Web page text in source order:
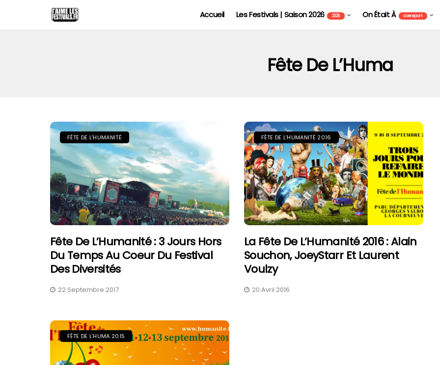
Accueil Les Festivals | Saison 2026 2026 On Était À Livereport
Fête De L’Huma
FÊTE DE L'HUMANITÉ
Fête De L’Humanité : 3 Jours Hors
Du Temps Au Coeur Du Festival
Des Diversités
22 Septembre 2017
FÊTE DE L'HUMANITÉ 2016
La Fête De L’Humanité 2016 : Alain
Souchon, JoeyStarr Et Laurent
Voulzy
20 Avril 2016
FÊTE DE L’HUMA 2015
FOIRE AUX VINS D'ALSACE DE COLMAR - FAVCOLMAR
De La Foire Aux Vins De